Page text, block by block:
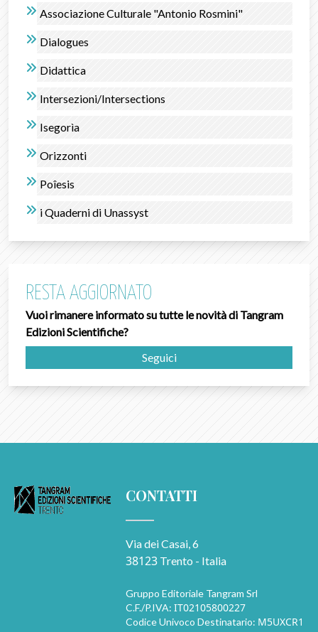
Associazione Culturale "Antonio Rosmini"
Dialogues
Didattica
Intersezioni/Intersections
Isegorìa
Orizzonti
Poîesis
i Quaderni di Unassyst
RESTA AGGIORNATO
Vuoi rimanere informato su tutte le novità di Tangram
Edizioni Scientifiche?
Seguici
CONTATTI
Via dei Casai, 6
38123 Trento - Italia
Gruppo Editoriale Tangram Srl
C.F./P.IVA: IT02105800227
Codice Univoco Destinatario: M5UXCR1